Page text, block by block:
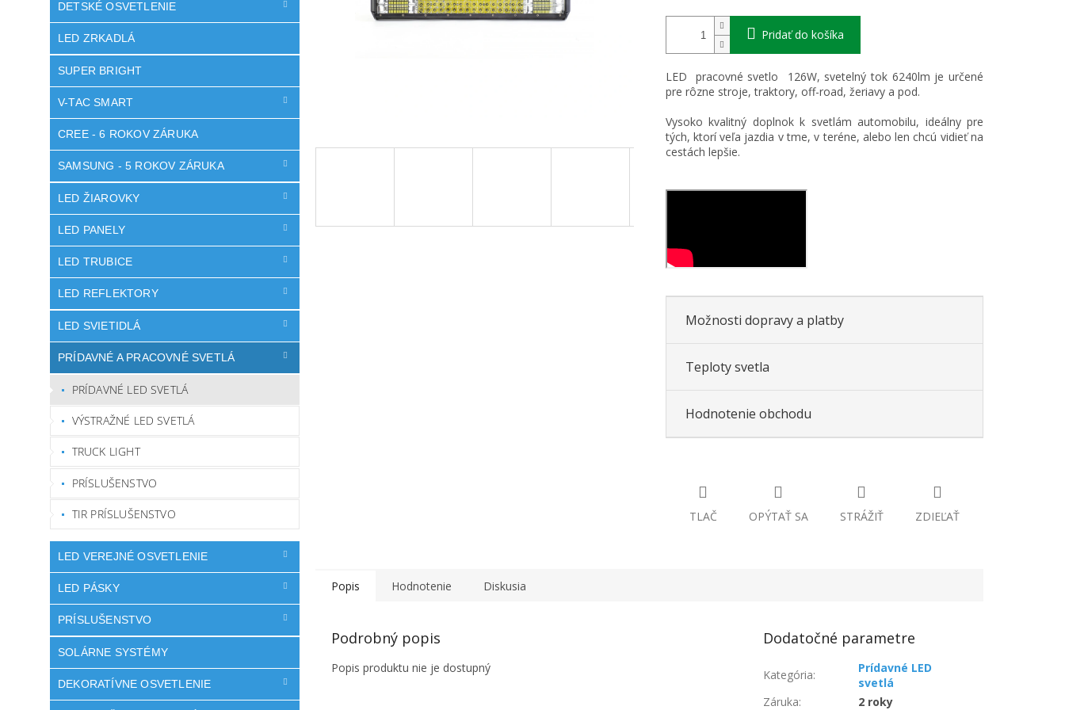
DETSKÉ OSVETLENIE
LED ZRKADLÁ
SUPER BRIGHT
V-TAC SMART
CREE - 6 ROKOV ZÁRUKA
SAMSUNG - 5 ROKOV ZÁRUKA
LED ŽIAROVKY
LED PANELY
LED TRUBICE
LED REFLEKTORY
LED SVIETIDLÁ
PRÍDAVNÉ A PRACOVNÉ SVETLÁ
PRÍDAVNÉ LED SVETLÁ
VÝSTRAŽNÉ LED SVETLÁ
TRUCK LIGHT
PRÍSLUŠENSTVO
TIR PRÍSLUŠENSTVO
LED VEREJNÉ OSVETLENIE
LED PÁSKY
PRÍSLUŠENSTVO
SOLÁRNE SYSTÉMY
DEKORATÍVNE OSVETLENIE
Pridať do košíka
LED pracovné svetlo 126W, svetelný tok 6240lm je určené
pre rôzne stroje, traktory, off-road, žeriavy a pod.
Vysoko kvalitný doplnok k svetlám automobilu, ideálny pre
tých, ktorí veľa jazdia v tme, v teréne, alebo len chcú vidieť na
cestách lepšie.
Možnosti dopravy a platby
Teploty svetla
Hodnotenie obchodu
TLAČ OPÝTAŤ SA STRÁŽIŤ ZDIEĽAŤ
Popis Hodnotenie Diskusia
Podrobný popis
Popis produktu nie je dostupný
Dodatočné parametre
Kategória:
Prídavné LED
svetlá
Záruka:
2 roky